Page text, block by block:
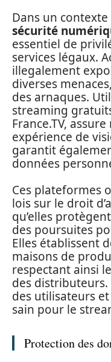
Dans un
sécurité
essentiel de
services légaux.
illegalement
diverses
des arnaques.
streaming
France.TV,
expérience de
garantit
données
Ces plateformes
lois sur le droit
qu’elles
des poursuites
Elles établissent
maisons de
respectant ainsi
des
des utilisateurs
sain pour le
Protection des